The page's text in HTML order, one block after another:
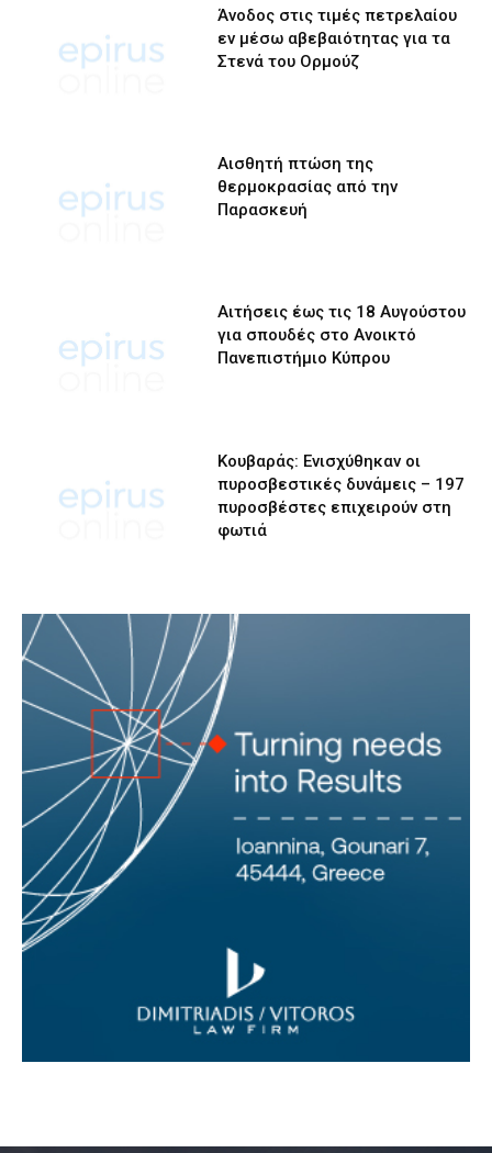
Άνοδος στις τιμές πετρελαίου
εν μέσω αβεβαιότητας για τα
Στενά του Ορμούζ
Αισθητή πτώση της
θερμοκρασίας από την
Παρασκευή
Αιτήσεις έως τις 18 Αυγούστου
για σπουδές στο Ανοικτό
Πανεπιστήμιο Κύπρου
Κουβαράς: Ενισχύθηκαν οι
πυροσβεστικές δυνάμεις – 197
πυροσβέστες επιχειρούν στη
φωτιά